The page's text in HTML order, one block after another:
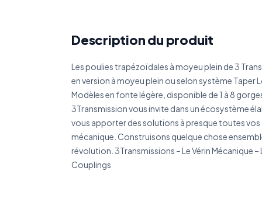
Description du produit
Les poulies trapézoïdales à moyeu plein de 3
en version à moyeu plein ou selon système Taper
Modèles en fonte légère, disponible de 1 à 8
3Transmission vous invite dans un écosystème
vous apporter des solutions à presque toutes
mécanique. Construisons quelque chose
révolution. 3Transmissions – Le Vérin Mécanique –
Couplings